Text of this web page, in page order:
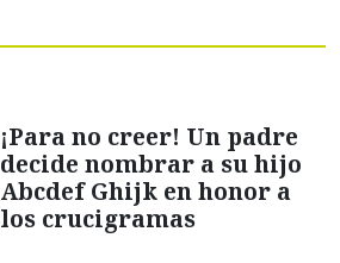
¡Para no creer! Un padre
decide nombrar a su hijo
Abcdef Ghijk en honor a
los crucigramas